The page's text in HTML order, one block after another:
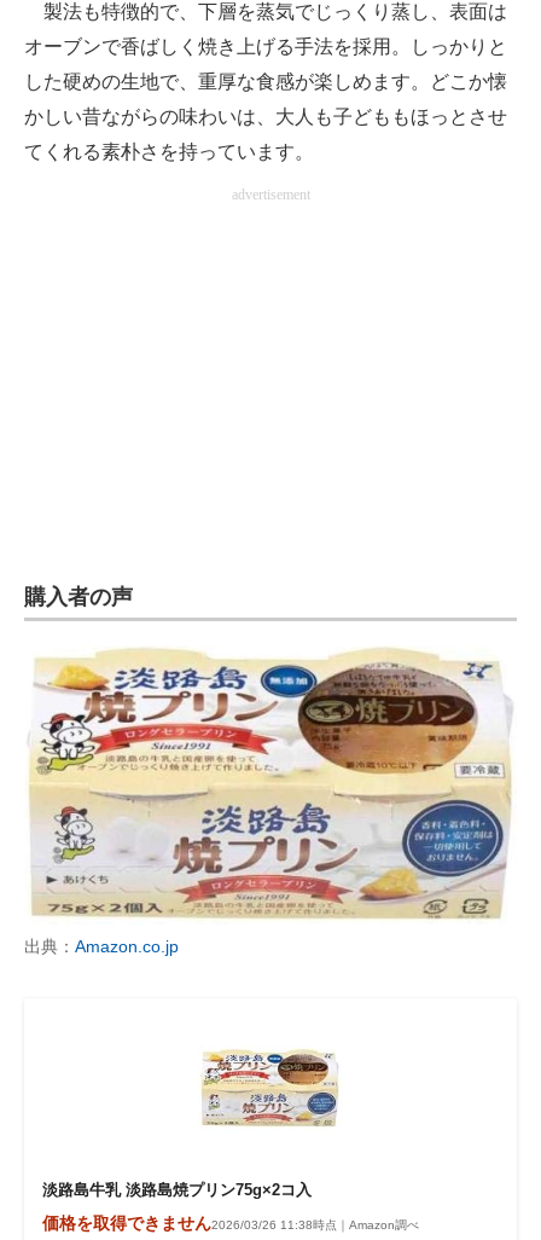
製法も特徴的で、下層を蒸気でじっくり蒸し、表面は
オーブンで香ばしく焼き上げる手法を採用。しっかりと
した硬めの生地で、重厚な食感が楽しめます。どこか懐
かしい昔ながらの味わいは、大人も子どももほっとさせ
てくれる素朴さを持っています。
advertisement
購入者の声
出典： Amazon.co.jp
淡路島牛乳 淡路島焼プリン75g×2コ入
価格を取得できません2026/03/26 11:38時点｜Amazon調べ